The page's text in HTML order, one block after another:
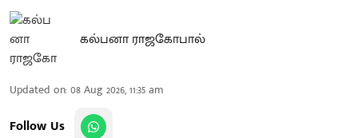
கல்பனா ராஜகோபால்
Updated on:08 Aug 2026, 11:35 am
Follow Us